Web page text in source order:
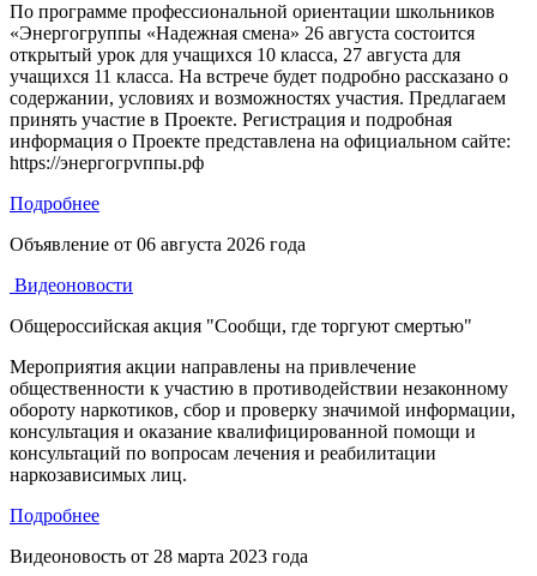
По программе профессиональной ориентации школьников
«Энергогруппы «Надежная смена» 26 августа состоится
открытый урок для учащихся 10 класса, 27 августа для
учащихся 11 класса. На встрече будет подробно рассказано о
содержании, условиях и возможностях участия. Предлагаем
принять участие в Проекте. Регистрация и подробная
информация о Проекте представлена на официальном сайте:
https://энергогрvппы.рф
Подробнее
Объявление от 06 августа 2026 года
Видеоновости
Общероссийская акция "Сообщи, где торгуют смертью"
Мероприятия акции направлены на привлечение
общественности к участию в противодействии незаконному
обороту наркотиков, сбор и проверку значимой информации,
консультация и оказание квалифицированной помощи и
консультаций по вопросам лечения и реабилитации
наркозависимых лиц.
Подробнее
Видеоновость от 28 марта 2023 года